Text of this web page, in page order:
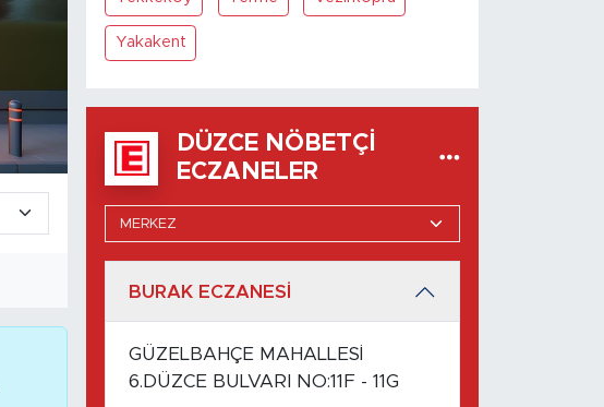
Yakakent
DÜZCE NÖBETÇI
ECZANELER
BURAK ECZANESİ
GÜZELBAHÇE MAHALLESİ
6.DÜZCE BULVARI NO:11F - 11G